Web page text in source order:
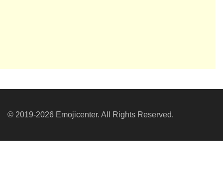
© 2019-2026 Emojicenter. All Rights Reserved.